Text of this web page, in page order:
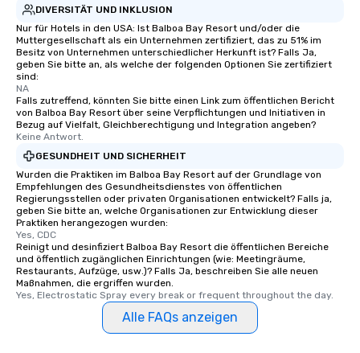
DIVERSITÄT UND INKLUSION
Nur für Hotels in den USA: Ist Balboa Bay Resort und/oder die
Muttergesellschaft als ein Unternehmen zertifiziert, das zu 51% im
Besitz von Unternehmen unterschiedlicher Herkunft ist? Falls Ja,
geben Sie bitte an, als welche der folgenden Optionen Sie zertifiziert
sind:
NA
Falls zutreffend, könnten Sie bitte einen Link zum öffentlichen Bericht
von Balboa Bay Resort über seine Verpflichtungen und Initiativen in
Bezug auf Vielfalt, Gleichberechtigung und Integration angeben?
Keine Antwort.
GESUNDHEIT UND SICHERHEIT
Wurden die Praktiken im Balboa Bay Resort auf der Grundlage von
Empfehlungen des Gesundheitsdienstes von öffentlichen
Regierungsstellen oder privaten Organisationen entwickelt? Falls ja,
geben Sie bitte an, welche Organisationen zur Entwicklung dieser
Praktiken herangezogen wurden:
Yes, CDC
Reinigt und desinfiziert Balboa Bay Resort die öffentlichen Bereiche
und öffentlich zugänglichen Einrichtungen (wie: Meetingräume,
Restaurants, Aufzüge, usw.)? Falls Ja, beschreiben Sie alle neuen
Maßnahmen, die ergriffen wurden.
Yes, Electrostatic Spray every break or frequent throughout the day.
Alle FAQs anzeigen